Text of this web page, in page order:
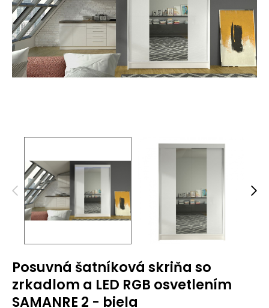
Posuvná šatníková skriňa so
zrkadlom a LED RGB osvetlením
SAMANRE 2 - biela